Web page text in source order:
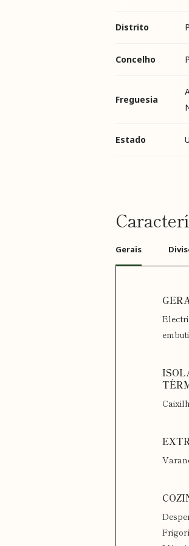
Distrito
Concelho
Freguesia
Estado
Gerais